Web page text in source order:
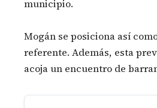
municipio.
Mogán se posiciona así
referente. Además, esta
acoja un encuentro de